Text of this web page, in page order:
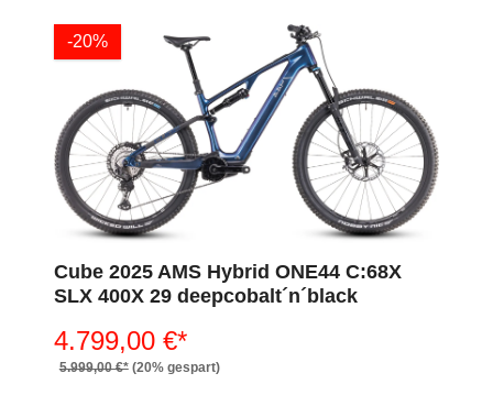
-20%
Cube 2025 AMS Hybrid ONE44 C:68X
SLX 400X 29 deepcobalt´n´black
4.799,00 €*
5.999,00 €* (20% gespart)